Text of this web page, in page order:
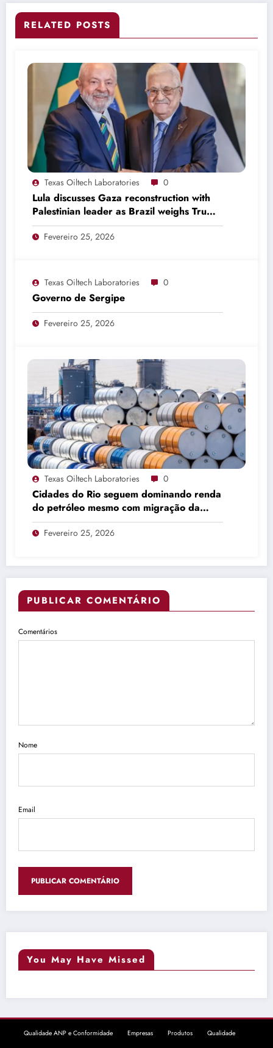
RELATED POSTS
Texas Oiltech Laboratories 0
Lula discusses Gaza reconstruction with
Palestinian leader as Brazil weighs Trump
invitation
Fevereiro 25, 2026
Texas Oiltech Laboratories 0
Governo de Sergipe
Fevereiro 25, 2026
Texas Oiltech Laboratories 0
Cidades do Rio seguem dominando renda
do petróleo mesmo com migração da
produção
Fevereiro 25, 2026
PUBLICAR COMENTÁRIO
Comentários
Nome
Email
You May Have Missed
Qualidade ANP e Conformidade Empresas Produtos Qualidade